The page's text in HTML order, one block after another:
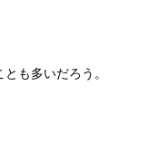
も多いだろう。